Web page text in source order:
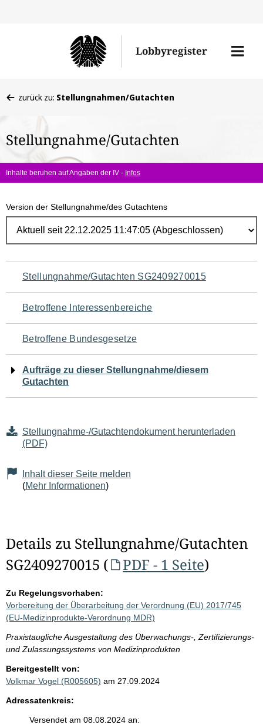
Lobbyregister
Menü
befinden
hier:
zurück zu: Stellungnahmen/Gutachten
Stellungnahme/Gutachten
Inhalte beruhen auf Angaben der IV - Infos
Version der Stellungnahme/des Gutachtens
Navigation
für
den
Seiteninhalt
Stellungnahme/Gutachten SG2409270015
Betroffene Interessenbereiche
Betroffene Bundesgesetze
Aufträge zu dieser Stellungnahme/diesem
Gutachten
Stellungnahme-/Gutachtendokument herunterladen
(PDF)
Inhalt dieser Seite melden
(Mehr Informationen)
Details zu Stellungnahme/Gutachten
SG2409270015 (
PDF - 1 Seite)
Zu Regelungsvorhaben:
Vorbereitung der Überarbeitung der Verordnung (EU) 2017/745
(EU-Medizinprodukte-Verordnung MDR)
Praxistaugliche Ausgestaltung des Überwachungs-, Zertifizierungs-
und Zulassungssystems von Medizinprodukten
Bereitgestellt von:
Volkmar Vogel (R005605) am 27.09.2024
Adressatenkreis:
Versendet am 08.08.2024 an: